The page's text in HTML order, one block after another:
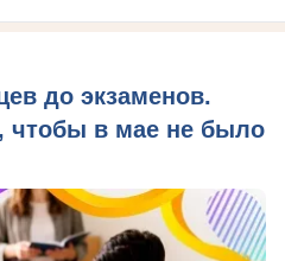
до экзаменов.
чтобы в мае не было